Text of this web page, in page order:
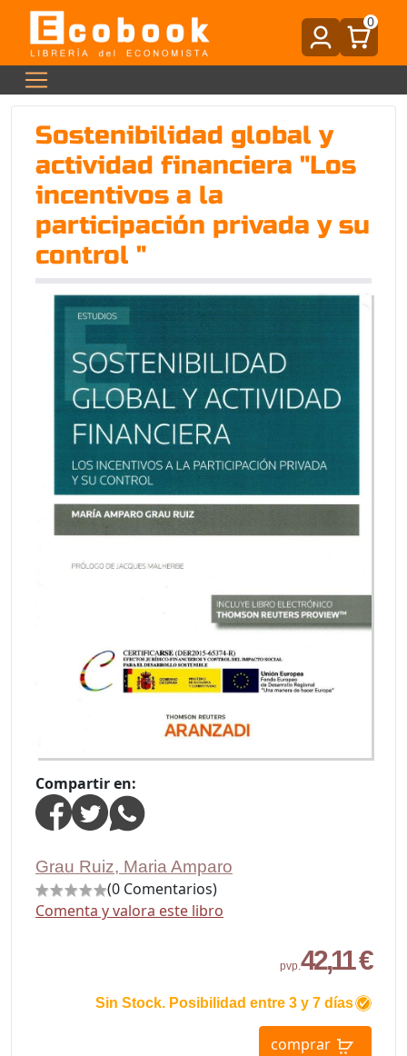
0
Sostenibilidad global y
actividad financiera "Los
incentivos a la
participación privada y su
control "
Compartir en:
Grau Ruiz, Maria Amparo
(0 Comentarios)
Comenta y valora este libro
pvp.42,11 €
Sin Stock. Posibilidad entre 3 y 7 días
comprar